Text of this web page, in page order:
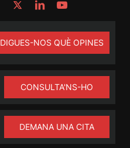
DIGUES-NOS QUÈ OPINES
CONSULTA'NS-HO
DEMANA UNA CITA